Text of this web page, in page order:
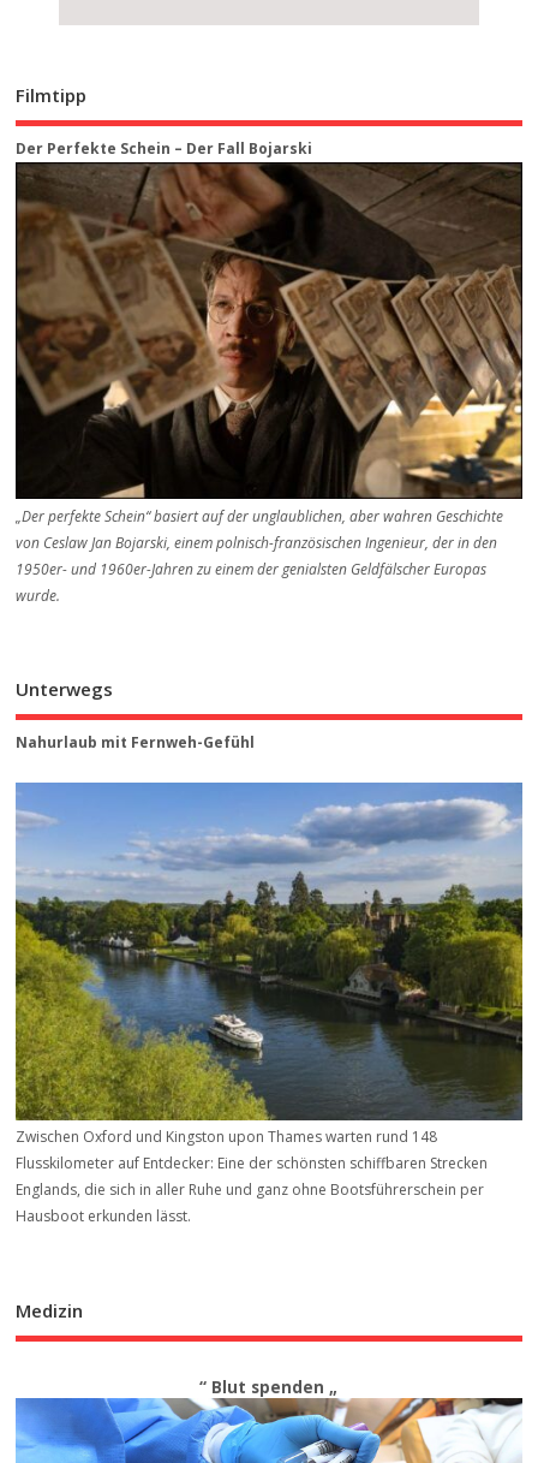
Filmtipp
Der Perfekte Schein – Der Fall Bojarski
„Der perfekte Schein“ basiert auf der unglaublichen, aber wahren Geschichte
von Ceslaw Jan Bojarski, einem polnisch-französischen Ingenieur, der in den
1950er- und 1960er-Jahren zu einem der genialsten Geldfälscher Europas
wurde.
Unterwegs
Nahurlaub mit Fernweh-Gefühl
Zwischen Oxford und Kingston upon Thames warten rund 148
Flusskilometer auf Entdecker: Eine der schönsten schiffbaren Strecken
Englands, die sich in aller Ruhe und ganz ohne Bootsführerschein per
Hausboot erkunden lässt.
Medizin
“ Blut spenden „